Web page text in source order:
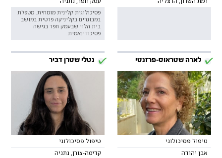
פסיכולוגית קלינית מומחית. מטפלת
במבוגרים בקליניקה פרטית במושב
בית הלוי שבעמק חפר בגישה
פסיכודינאמית.
לארה שטראוס-פרזנטי
טיפול פסיכולוגי
אבן יהודה
נטלי שטרן דביר
טיפול פסיכולוגי
קדימה-צורן, נתניה